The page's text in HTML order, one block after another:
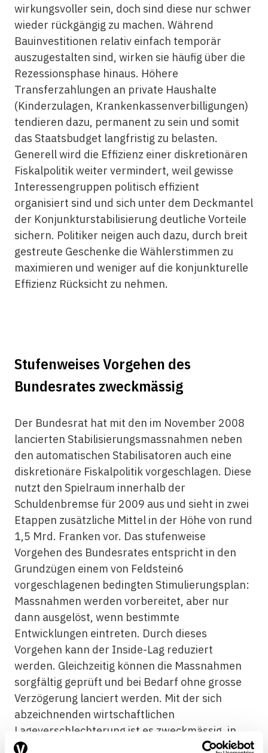
wirkungsvoller sein, doch sind diese nur schwer
wieder rückgängig zu machen. Während
Bauinvestitionen relativ einfach temporär
auszugestalten sind, wirken sie häufig über die
Rezessionsphase hinaus. Höhere
Transferzahlungen an private Haushalte
(Kinderzulagen, Krankenkassenverbilligungen)
tendieren dazu, permanent zu sein und somit
das Staatsbudget langfristig zu belasten.
Generell wird die Effizienz einer diskretionären
Fiskalpolitik weiter vermindert, weil gewisse
Interessengruppen politisch effizient
organisiert sind und sich unter dem Deckmantel
der Konjunkturstabilisierung deutliche Vorteile
sichern. Politiker neigen auch dazu, durch breit
gestreute Geschenke die Wählerstimmen zu
maximieren und weniger auf die konjunkturelle
Effizienz Rücksicht zu nehmen.
Stufenweises Vorgehen des
Bundesrates zweckmässig
Der Bundesrat hat mit den im November 2008
lancierten Stabilisierungsmassnahmen neben
den automatischen Stabilisatoren auch eine
diskretionäre Fiskalpolitik vorgeschlagen. Diese
nutzt den Spielraum innerhalb der
Schuldenbremse für 2009 aus und sieht in zwei
Etappen zusätzliche Mittel in der Höhe von rund
1,5 Mrd. Franken vor. Das stufenweise
Vorgehen des Bundesrates entspricht in den
Grundzügen einem von Feldstein6
vorgeschlagenen bedingten Stimulierungsplan:
Massnahmen werden vorbereitet, aber nur
dann ausgelöst, wenn bestimmte
Entwicklungen eintreten. Durch dieses
Vorgehen kann der Inside-Lag reduziert
werden. Gleichzeitig können die Massnahmen
sorgfältig geprüft und bei Bedarf ohne grosse
Verzögerung lanciert werden. Mit der sich
abzeichnenden wirtschaftlichen
Lageverschlechterung ist es zweckmässig, in
diesem Jahr die zweite Stufe auszulösen.